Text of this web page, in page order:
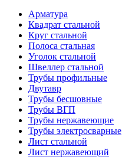
Арматура
Квадрат стальной
Круг стальной
Полоса стальная
Уголок стальной
Швеллер стальной
Трубы профильные
Двутавр
Трубы бесшовные
Трубы ВГП
Трубы нержавеющие
Трубы электросварные
Лист стальной
Лист нержавеющий